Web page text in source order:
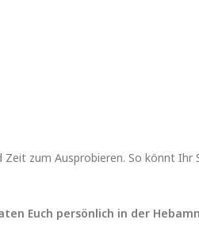
zum Ausprobieren. So könnt
Euch persönlich in der